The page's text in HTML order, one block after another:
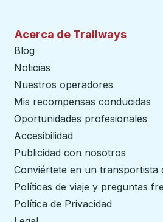
Acerca de Trailways
Blog
Noticias
Nuestros operadores
Mis recompensas conducidas
Oportunidades profesionales
Accesibilidad
Publicidad con nosotros
Conviértete en un transportista
Políticas de viaje y preguntas
Política de Privacidad